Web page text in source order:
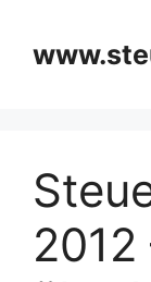
springen